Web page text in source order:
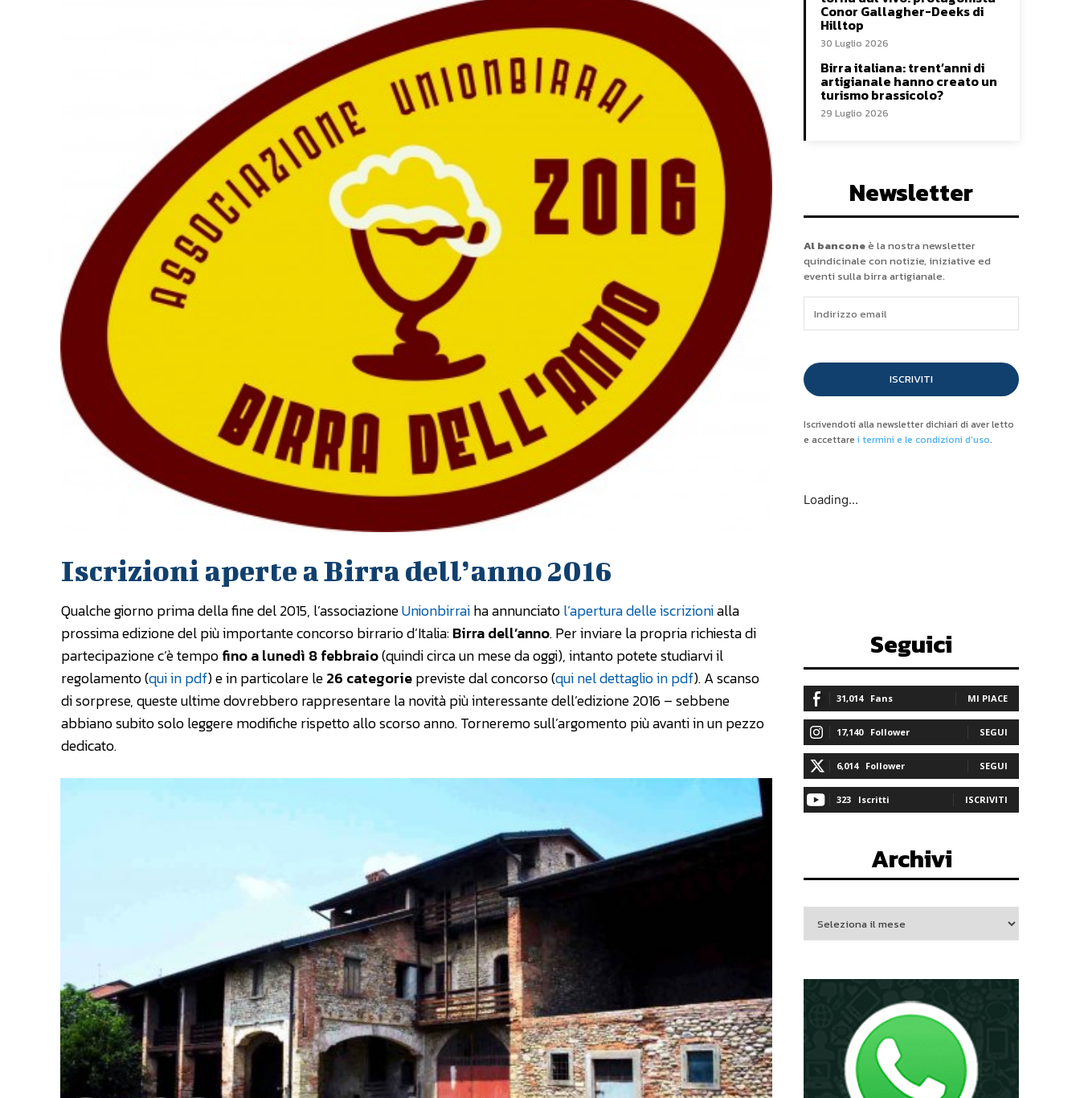
Iscrizioni aperte a Birra dell’anno 2016
Qualche giorno prima della fine del 2015, l’associazioneUnionbirraiha annunciatol’apertura delle iscrizionialla
prossima edizione del più importante concorso birrario d’Italia:Birra dell’anno. Per inviare la propria richiesta di
partecipazione c’è tempofino a lunedì 8 febbraio(quindi circa un mese da oggi), intanto potete studiarvi il
regolamento (qui in pdf) e in particolare le26 categoriepreviste dal concorso (qui nel dettaglio in pdf). A scanso
di sorprese, queste ultime dovrebbero rappresentare la novità più interessante dell’edizione 2016 – sebbene
abbiano subito solo leggere modifiche rispetto allo scorso anno. Torneremo sull’argomento più avanti in un pezzo
dedicato.
Conor Gallagher-Deeks di
Hilltop
30 Luglio 2026
Birra italiana: trent’anni di
artigianale hanno creato un
turismo brassicolo?
29 Luglio 2026
Newsletter
Al banconeè la nostra newsletter
quindicinale con notizie, iniziative ed
eventi sulla birra artigianale.
ISCRIVITI
Iscrivendoti alla newsletter dichiari di aver letto
e accettare i termini e le condizioni d'uso.
Loading...
Seguici
31,014 Fans MI PIACE
17,140 Follower SEGUI
6,014 Follower SEGUI
323 Iscritti ISCRIVITI
Archivi